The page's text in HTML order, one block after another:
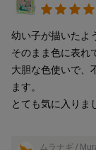
幼い子が描いたよ
そのまま色に表れ
大胆な色使いで、
ます。
とても気に入りま
ムラナギ /